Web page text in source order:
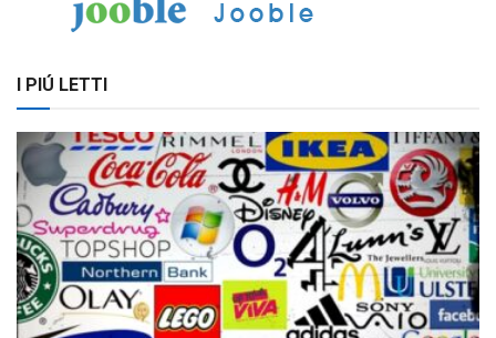
I PIÚ LETTI